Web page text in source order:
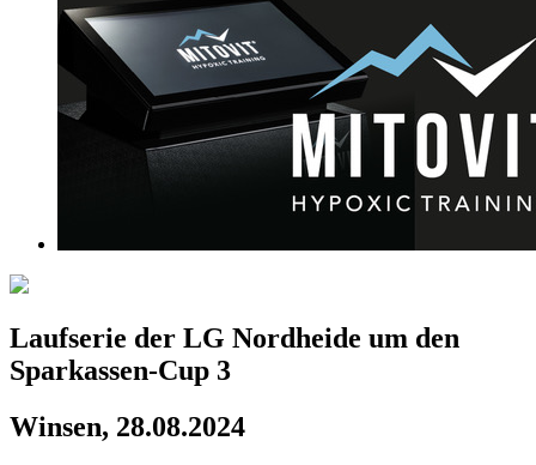
Laufserie der LG Nordheide um den
Sparkassen-Cup 3
Winsen, 28.08.2024